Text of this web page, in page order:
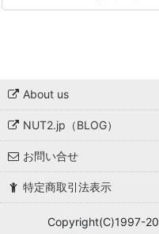
About us
NUT2.jp（BLOG）
お問い合せ
特定商取引法表示
Copyright(C)1997-